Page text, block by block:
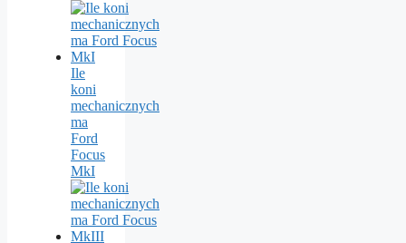
Ile
koni
mechanicznych
ma
Ford
Focus
MkI